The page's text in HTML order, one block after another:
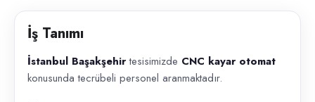
İstanbul Başakşehir tesisimizde CNC kayar otomat konusunda
İş Tanımı
İstanbul Başakşehirtesisimizde CNC kayar otomat
konusunda tecrübeli personel aranmaktadır.